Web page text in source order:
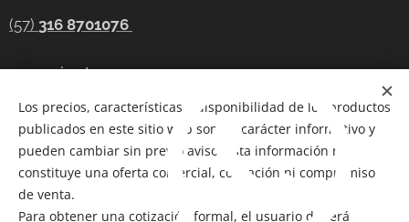
(57) 316 8701076
gerencia@tecnocompras.com.co
Cel y WhatsApp:(57)316 8701076
Cel: (57) 300 8686914
Telegram:
Los precios, características y disponibilidad de los productos
publicados en este sitio web son de carácter informativo y
pueden cambiar sin previo aviso. Esta información no
constituye una oferta comercial, cotización ni compromiso
de venta.
Para obtener una cotización formal, el usuario deberá